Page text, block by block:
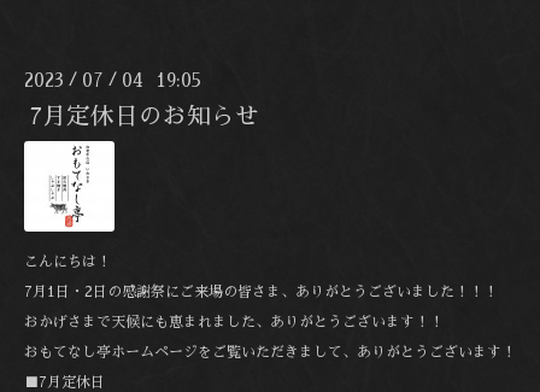
2023 / 07 / 04 19:05
7月定休日のお知らせ
こんにちは！
7月1日・2日の感謝祭にご来場の皆さま、ありがとうございました！！！
おかげさまで天候にも恵まれました、ありがとうございます！！
おもてなし亭ホームページをご覧いただきまして、ありがとうございます！
■7月定休日